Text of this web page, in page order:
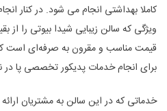
کاملا بهداشتی انجام می شود. در کنار
ویژگی که سالن زیبایی شیدا بیوتی را از
قیمت مناسب و مقرون‌ به‌ صرفه‌ای است که
برای انجام خدمات پدیکور تخصصی پا در
خدماتی که در این سالن به مشتریان